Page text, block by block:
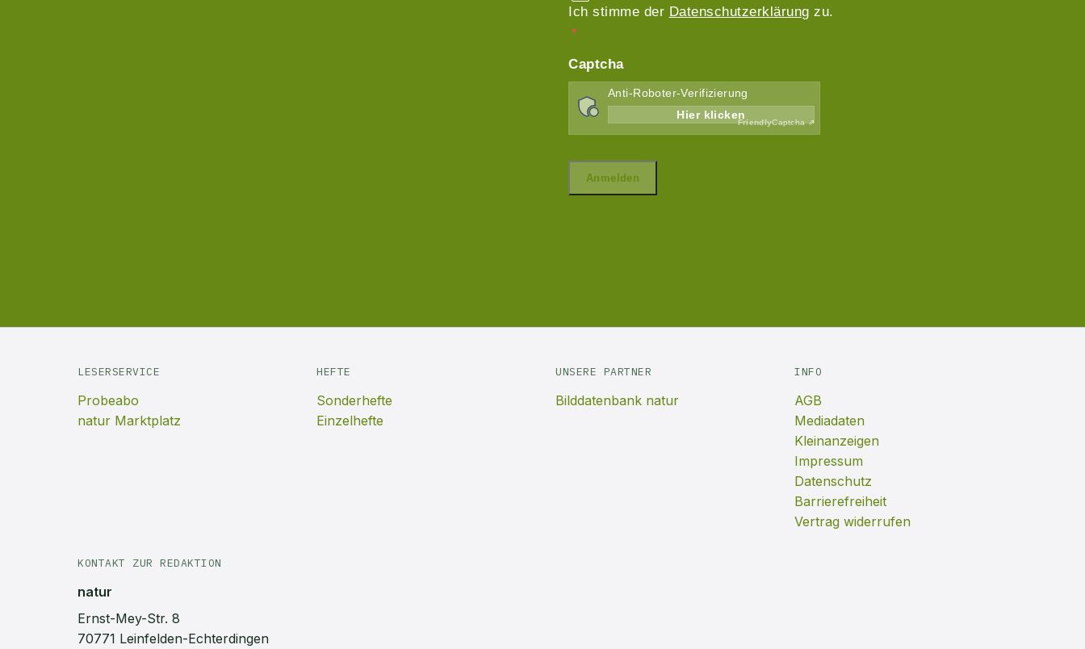
LESERSERVICE
Probeabo
natur Marktplatz
HEFTE
Sonderhefte
Einzelhefte
UNSERE PARTNER
Bilddatenbank natur
INFO
AGB
Mediadaten
Kleinanzeigen
Impressum
Datenschutz
Barrierefreiheit
Vertrag widerrufen
KONTAKT ZUR REDAKTION
natur
Ernst-Mey-Str. 8
70771 Leinfelden-Echterdingen